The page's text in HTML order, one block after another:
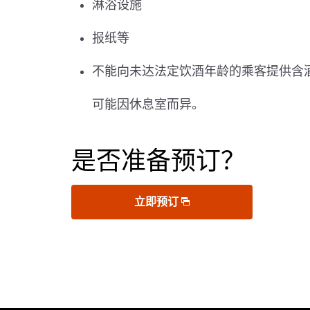
淋浴设施
报纸等
不能向未达法定饮酒年龄的乘客提供含
可能因休息室而异。
是否准备预订？
立即预订